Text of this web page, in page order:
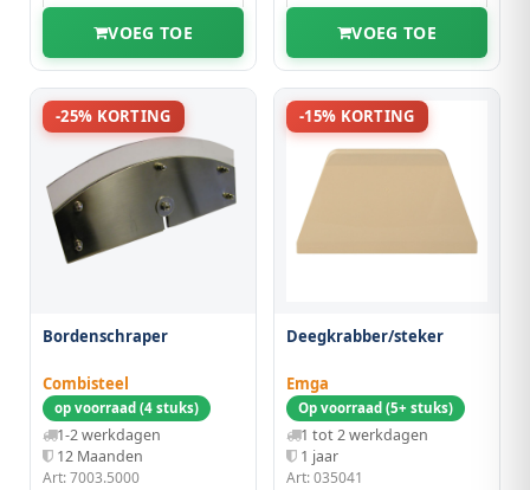
VOEG TOE VOEG TOE
-25% KORTING
Bordenschraper
Combisteel
op voorraad (4 stuks)
1-2 werkdagen
12 Maanden
Art: 7003.5000
-15% KORTING
Deegkrabber/steker
Emga
Op voorraad (5+ stuks)
1 tot 2 werkdagen
1 jaar
Art: 035041